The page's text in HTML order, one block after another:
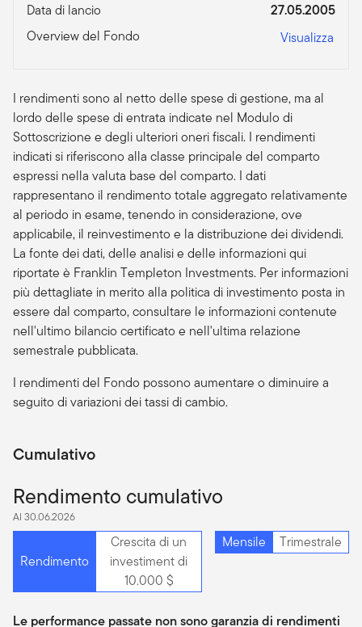
Data di lancio
27.05.2005
Overview del Fondo
Visualizza
I rendimenti sono al netto delle spese di gestione, ma al
lordo delle spese di entrata indicate nel Modulo di
Sottoscrizione e degli ulteriori oneri fiscali. I rendimenti
indicati si riferiscono alla classe principale del comparto
espressi nella valuta base del comparto. I dati
rappresentano il rendimento totale aggregato relativamente
al periodo in esame, tenendo in considerazione, ove
applicabile, il reinvestimento e la distribuzione dei dividendi.
La fonte dei dati, delle analisi e delle informazioni qui
riportate è Franklin Templeton Investments. Per informazioni
più dettagliate in merito alla politica di investimento posta in
essere dal comparto, consultare le informazioni contenute
nell'ultimo bilancio certificato e nell'ultima relazione
semestrale pubblicata.
I rendimenti del Fondo possono aumentare o diminuire a
seguito di variazioni dei tassi di cambio.
Cumulativo
Rendimento cumulativo
Al 30.06.2026
Rendimento
Crescita di un
investiment di
10.000 $
Mensile Trimestrale
Le performance passate non sono garanzia di rendimenti